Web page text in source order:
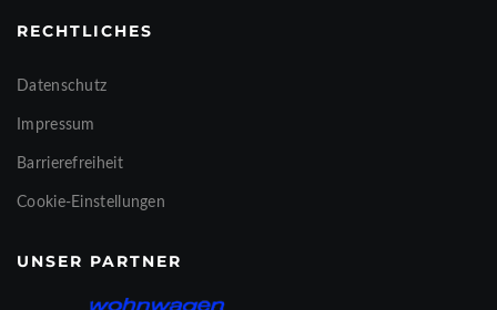
RECHTLICHES
Datenschutz
Impressum
Barrierefreiheit
Cookie-Einstellungen
UNSER PARTNER